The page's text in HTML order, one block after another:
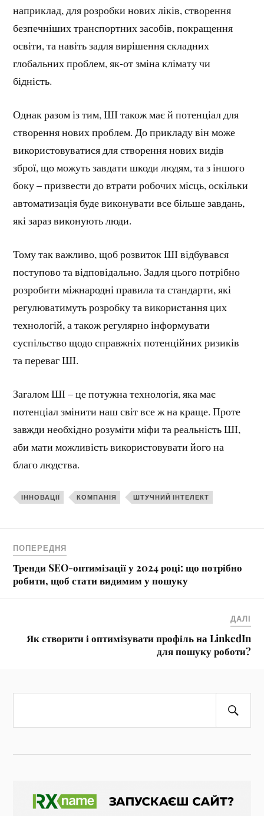
наприклад, для розробки нових ліків, створення
безпечніших транспортних засобів, покращення
освіти, та навіть задля вирішення складних
глобальних проблем, як-от зміна клімату чи
бідність.
Однак разом із тим, ШІ також має й потенціал для
створення нових проблем. До прикладу він може
використовуватися для створення нових видів
зброї, що можуть завдати шкоди людям, та з іншого
боку – призвести до втрати робочих місць, оскільки
автоматизація буде виконувати все більше завдань,
які зараз виконують люди.
Тому так важливо, щоб розвиток ШІ відбувався
поступово та відповідально. Задля цього потрібно
розробити міжнародні правила та стандарти, які
регулюватимуть розробку та використання цих
технологій, а також регулярно інформувати
суспільство щодо справжніх потенційних ризиків
та переваг ШІ.
Загалом ШІ – це потужна технологія, яка має
потенціал змінити наш світ все ж на краще. Проте
завжди необхідно розуміти міфи та реальність ШІ,
аби мати можливість використовувати його на
благо людства.
ІННОВАЦІЇ КОМПАНІЯ ШТУЧНИЙ ІНТЕЛЕКТ
ПОПЕРЕДНЯ
Тренди SEO-оптимізації у 2024 році: що потрібно
робити, щоб стати видимим у пошуку
ДАЛІ
Як створити і оптимізувати профіль на LinkedIn
для пошуку роботи?